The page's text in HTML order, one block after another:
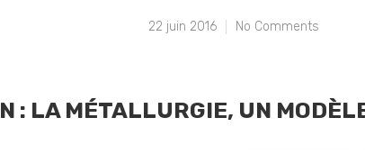
22 juin 2016 No Comments
: LA MÉTALLURGIE, UN